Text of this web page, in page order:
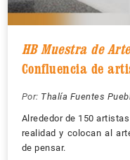
HB Muestra de
Confluencia de
Por: Thalía Fuentes
Alrededor de 150
realidad y colocan al
de pensar.